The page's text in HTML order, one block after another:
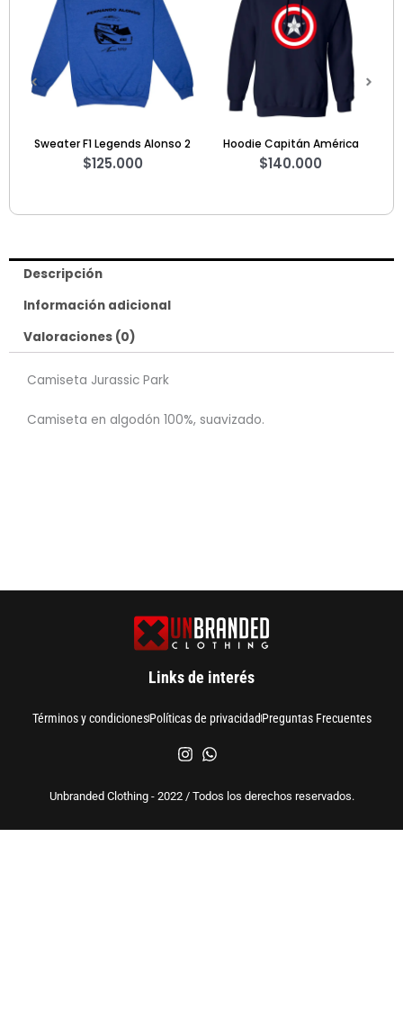
Hoodie Capitán América
$140.000
Sweater Star Wars A Long
Time Ago
Descripción
Información adicional
Valoraciones (0)
Camiseta Jurassic Park
Camiseta en algodón 100%, suavizado.
Links de interés
Términos y condicionesPolíticas de privacidadPreguntas Frecuentes
Unbranded Clothing - 2022 / Todos los derechos reservados.